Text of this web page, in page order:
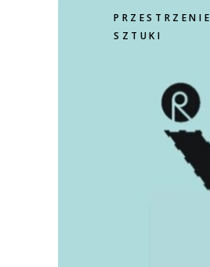
PRZESTRZENIE
SZTUKI